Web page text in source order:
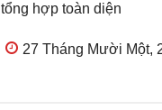
tổng hợp toàn diện
27 Tháng Mười Một,